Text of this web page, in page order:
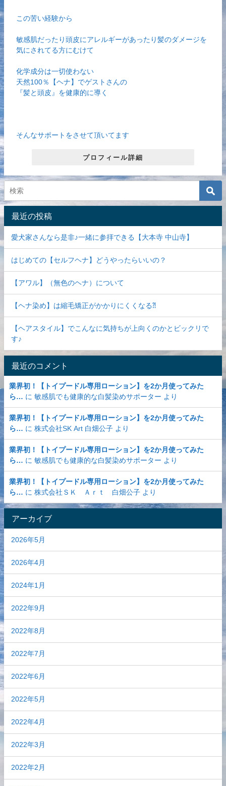
この苦い経験から
敏感肌だったり頭皮にアレルギーがあったり髪のダメージを
気にされてる方にむけて
化学成分は一切使わない
天然100％【ヘナ】でゲストさんの
『髪と頭皮』を健康的に導く
そんなサポートをさせて頂いてます
プロフィール詳細
最近の投稿
愛犬家さんなら是非♪一緒に参拝できる【大本寺 中山寺】
はじめての【セルフヘナ】どうやったらいいの？
【アワル】（無色のヘナ）について
【ヘナ染め】は縮毛矯正がかかりにくくなる⁈
【ヘアスタイル】でこんなに気持ちが上向くのかとビックリで
す♪
最近のコメント
業界初！【トイプードル専用ローション】を2か月使ってみた
ら… に 敏感肌でも健康的な白髪染めサポーター より
業界初！【トイプードル専用ローション】を2か月使ってみた
ら… に 株式会社SK Art 白畑公子 より
業界初！【トイプードル専用ローション】を2か月使ってみた
ら… に 敏感肌でも健康的な白髪染めサポーター より
業界初！【トイプードル専用ローション】を2か月使ってみた
ら… に 株式会社ＳＫ Ａｒｔ 白畑公子 より
アーカイブ
2026年5月
2026年4月
2024年1月
2022年9月
2022年8月
2022年7月
2022年6月
2022年5月
2022年4月
2022年3月
2022年2月